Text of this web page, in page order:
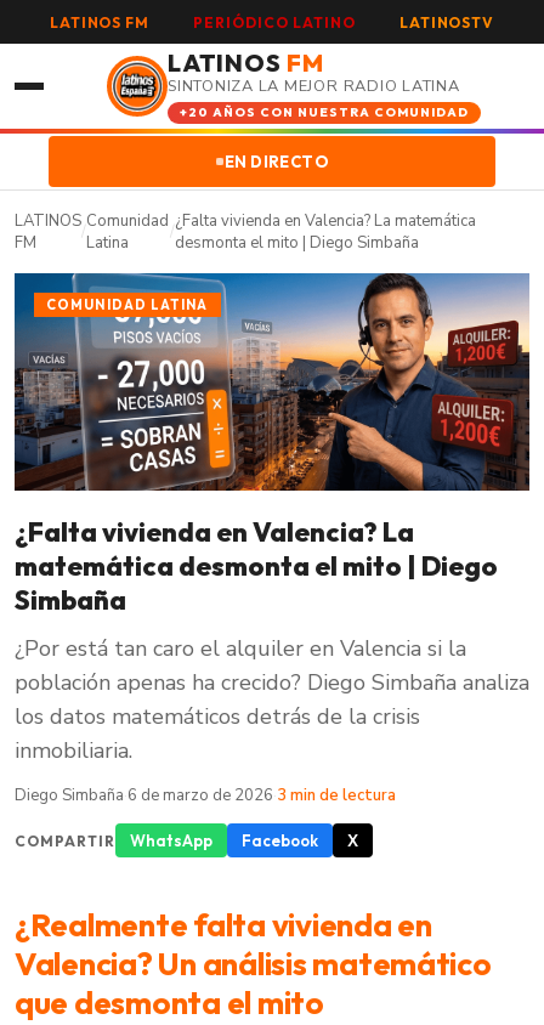
LATINOS FM PERIÓDICO LATINO LATINOSTV
LATINOS FM
SINTONIZA LA MEJOR RADIO LATINA
+20 AÑOS CON NUESTRA COMUNIDAD
EN DIRECTO
LATINOS
FM
/Comunidad
Latina
/¿Falta vivienda en Valencia? La matemática
desmonta el mito | Diego Simbaña
COMUNIDAD LATINA
¿Falta vivienda en Valencia? La
matemática desmonta el mito | Diego
Simbaña
¿Por está tan caro el alquiler en Valencia si la
población apenas ha crecido? Diego Simbaña analiza
los datos matemáticos detrás de la crisis
inmobiliaria.
Diego Simbaña·6 de marzo de 2026·3 min de lectura
COMPARTIR WhatsApp Facebook X
¿Realmente falta vivienda en
Valencia? Un análisis matemático
que desmonta el mito